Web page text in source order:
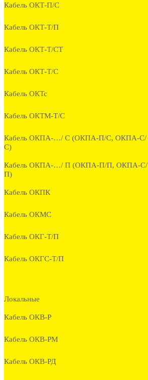
Кабель ОКТ-П/С
Кабель ОКТ-Т/П
Кабель ОКТ-Т/СТ
Кабель ОКТ-Т/С
Кабель ОКТс
Кабель ОКТМ-Т/С
Кабель ОКПА-…/ С (ОКПА-П/С, ОКПА-С/
С)
Кабель ОКПА-…/ П (ОКПА-П/П, ОКПА-С/
П)
Кабель ОКПК
Кабель ОКМС
Кабель ОКГ-Т/П
Кабель ОКГС-Т/П
Локальные
Кабель ОКВ-Р
Кабель ОКВ-РМ
Кабель ОКВ-РД